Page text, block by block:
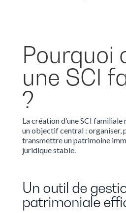
Pourquoi
une SCI
?
La création d’une SCI
un objectif central : organiser,
transmettre un patrimoine
juridique stable.
Un outil de
patrimoniale